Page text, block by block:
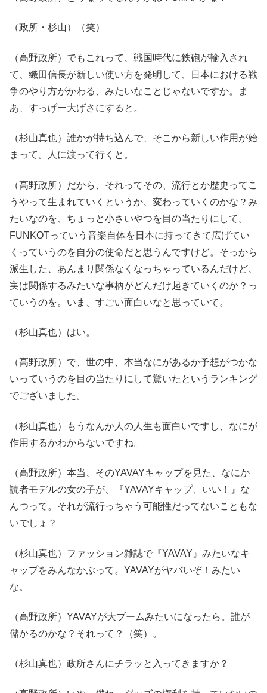
（政所・杉山）（笑）
（高野政所）でもこれって、戦国時代に鉄砲が輸入され
て、織田信長が新しい使い方を発明して、日本における戦
争のやり方がかわる、みたいなことじゃないですか。ま
あ、すっげー大げさにすると。
（杉山真也）誰かが持ち込んで、そこから新しい作用が始
まって。人に渡って行くと。
（高野政所）だから、それってその、流行とか歴史ってこ
うやって生まれていくというか、変わっていくのかな？み
たいなのを、ちょっと小さいやつを目の当たりにして。
FUNKOTっていう音楽自体を日本に持ってきて広げてい
くっていうのを自分の使命だと思うんですけど。そっから
派生した、あんまり関係なくなっちゃっているんだけど、
実は関係するみたいな事柄がどんだけ起きていくのか？っ
ていうのを。いま、すごい面白いなと思っていて。
（杉山真也）はい。
（高野政所）で、世の中、本当なにがあるか予想がつかな
いっていうのを目の当たりにして驚いたというランキング
でございました。
（杉山真也）もうなんか人の人生も面白いですし、なにが
作用するかわからないですね。
（高野政所）本当、そのYAVAYキャップを見た、なにか
読者モデルの女の子が、『YAVAYキャップ、いい！』な
んつって。それが流行っちゃう可能性だってないこともな
いでしょ？
（杉山真也）ファッション雑誌で『YAVAY』みたいなキ
ャップをみんなかぶって。YAVAYがヤバいぞ！みたい
な。
（高野政所）YAVAYが大ブームみたいになったら。誰が
儲かるのかな？それって？（笑）。
（杉山真也）政所さんにチラッと入ってきますか？